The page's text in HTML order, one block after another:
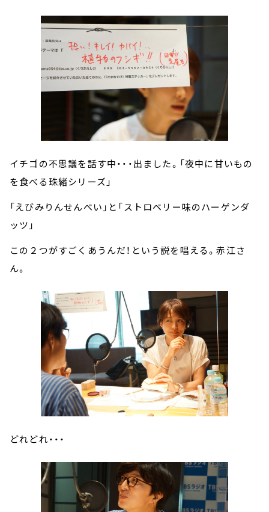
イチゴの不思議を話す中・・・出ました。「夜中に甘いもの
を食べる珠緒シリーズ」
「えびみりんせんべい」と「ストロベリー味のハーゲンダ
ッツ」
この２つがすごくあうんだ！という説を唱える。赤江さ
ん。
どれどれ・・・